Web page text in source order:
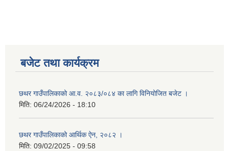
बजेट तथा कार्यक्रम
छथर गाउँपालिकाको आ.व. २०८३/०८४ का लागि विनियोजित बजेट ।
मिति: 06/24/2026 - 18:10
छथर गाउँपालिकाको आर्थिक ऐन, २०८२ ।
मिति: 09/02/2025 - 09:58